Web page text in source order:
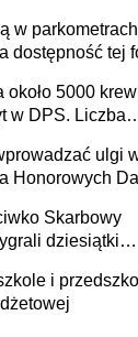
w
dostępność tej
około 5000
w DPS. Liczba
ulgi
Honorowych
Skarbowy
dziesiątki
i